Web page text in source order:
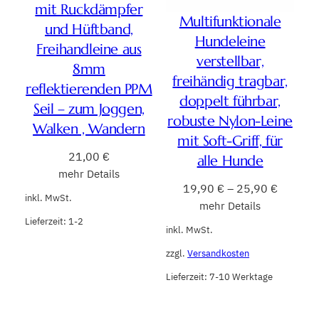
mit Ruckdämpfer
und Hüftband,
Freihandleine aus
8mm
reflektierenden PPM
Seil – zum Joggen,
Walken , Wandern
21,00 €
mehr Details
inkl. MwSt.
Lieferzeit: 1-2
Multifunktionale
Hundeleine
verstellbar,
freihändig tragbar,
doppelt führbar,
robuste Nylon-Leine
mit Soft-Griff, für
alle Hunde
19,90 € – 25,90 €
mehr Details
inkl. MwSt.
zzgl.Versandkosten
Lieferzeit: 7-10 Werktage